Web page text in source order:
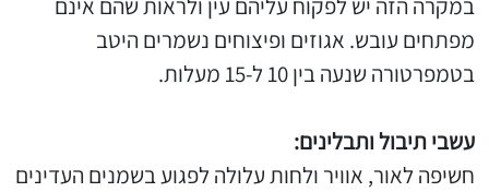
מפתחים עובש. אגוזים ופיצוחים נשמרים היטב
בטמפרטורה שנעה בין 10 ל-15 מעלות.
עשבי תיבול ותבלינים:
חשיפה לאור, אוויר ולחות עלולה לפגוע בשמנים העדינים